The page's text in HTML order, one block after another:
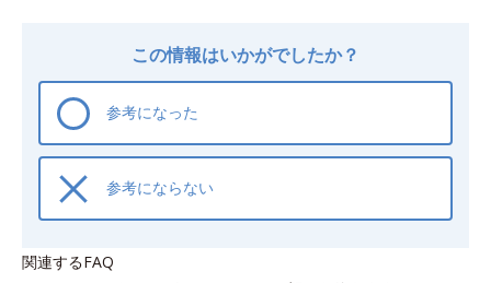
この情報はいかがでしたか？
参考になった
参考にならない
関連するFAQ